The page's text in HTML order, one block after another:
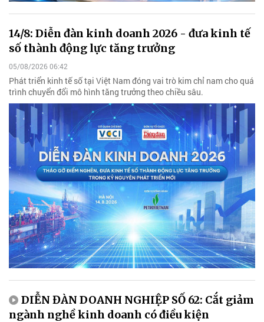
14/8: Diễn đàn kinh doanh 2026 - đưa kinh tế
số thành động lực tăng trưởng
05/08/2026 06:42
Phát triển kinh tế số tại Việt Nam đóng vai trò kim chỉ nam cho quá
trình chuyển đổi mô hình tăng trưởng theo chiều sâu.
DIỄN ĐÀN DOANH NGHIỆP SỐ 62: Cắt giảm
ngành nghề kinh doanh có điều kiện